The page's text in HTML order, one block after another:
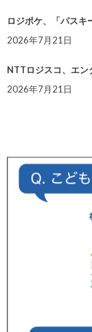
ロジポケ、「パスキ
2026年7月21日
NTTロジスコ、エ
2026年7月21日